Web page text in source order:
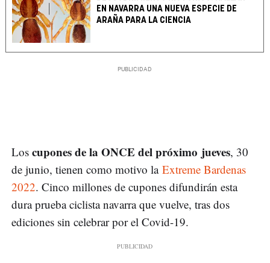
EN NAVARRA UNA NUEVA ESPECIE DE
ARAÑA PARA LA CIENCIA
Los cupones de la ONCE del próximo jueves, 30
de junio, tienen como motivo la Extreme Bardenas
2022. Cinco millones de cupones difundirán esta
dura prueba ciclista navarra que vuelve, tras dos
ediciones sin celebrar por el Covid-19.